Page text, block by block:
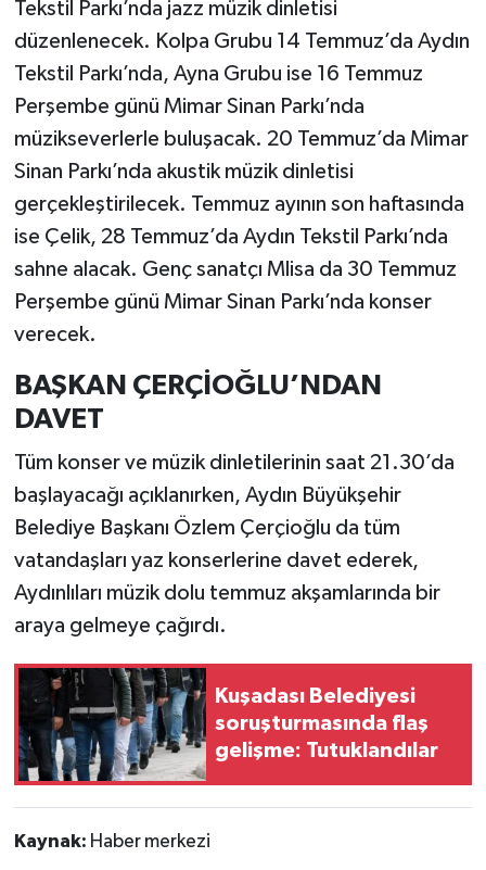
Tekstil Parkı’nda jazz müzik dinletisi
düzenlenecek. Kolpa Grubu 14 Temmuz’da Aydın
Tekstil Parkı’nda, Ayna Grubu ise 16 Temmuz
Perşembe günü Mimar Sinan Parkı’nda
müzikseverlerle buluşacak. 20 Temmuz’da Mimar
Sinan Parkı’nda akustik müzik dinletisi
gerçekleştirilecek. Temmuz ayının son haftasında
ise Çelik, 28 Temmuz’da Aydın Tekstil Parkı’nda
sahne alacak. Genç sanatçı Mlisa da 30 Temmuz
Perşembe günü Mimar Sinan Parkı’nda konser
verecek.
BAŞKAN ÇERÇİOĞLU’NDAN
DAVET
Tüm konser ve müzik dinletilerinin saat 21.30’da
başlayacağı açıklanırken, Aydın Büyükşehir
Belediye Başkanı Özlem Çerçioğlu da tüm
vatandaşları yaz konserlerine davet ederek,
Aydınlıları müzik dolu temmuz akşamlarında bir
araya gelmeye çağırdı.
Kuşadası Belediyesi
soruşturmasında flaş
gelişme: Tutuklandılar
Kaynak: Haber merkezi